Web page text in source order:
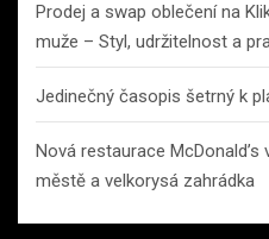
Prodej a swap oblečení na
muže – Styl, udržitelnost a
Jedinečný časopis šetrný k
Nová restaurace McDonald’s
městě a velkorysá zahrádka